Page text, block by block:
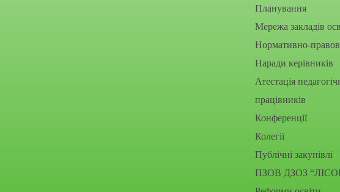
Планування
Мережа закладів
Нормативно-
Наради керівників
Атестація
працівників
Конференції
Колегії
Публічні закупівлі
ПЗОВ ДЗОЗ